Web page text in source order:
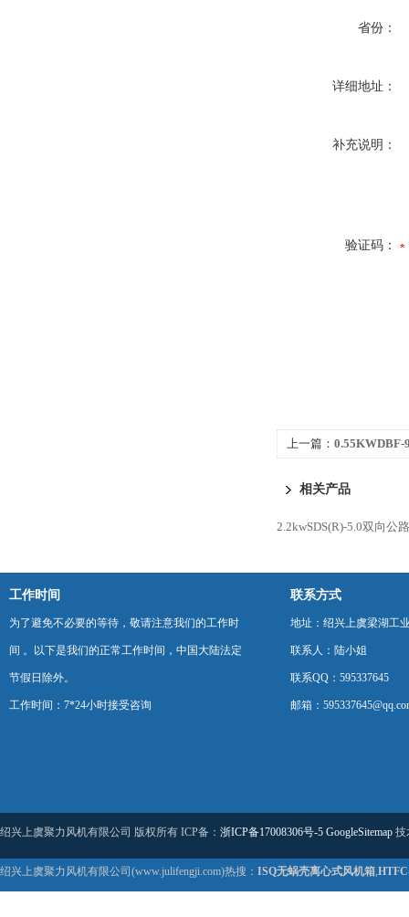
省份：
详细地址：
补充说明：
验证码：
上一篇： 0.55KWDBF-
相关产品
2.2kwSDS(R)-5.0双向公
工作时间
为了避免不必要的等待，敬请注意我们的工作时
间 。以下是我们的正常工作时间，中国大陆法定
节假日除外。
工作时间：7*24小时接受咨询
联系方式
地址：绍兴上虞梁湖工
联系人：陆小姐
联系QQ：595337645
邮箱：
绍兴上虞聚力风机有限公司 版权所有 ICP备： 浙ICP备17008306号-5 GoogleSitemap 技
绍兴上虞聚力风机有限公司(www.julifengji.com)热搜： ISQ无蜗壳离心式风机箱,